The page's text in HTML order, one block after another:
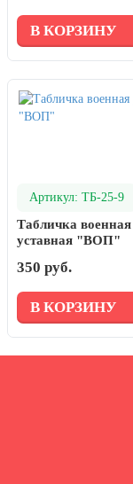
В КОРЗИНУ
Артикул: ТБ-25-9
Табличка военная
уставная "ВОП"
350 руб.
В КОРЗИНУ